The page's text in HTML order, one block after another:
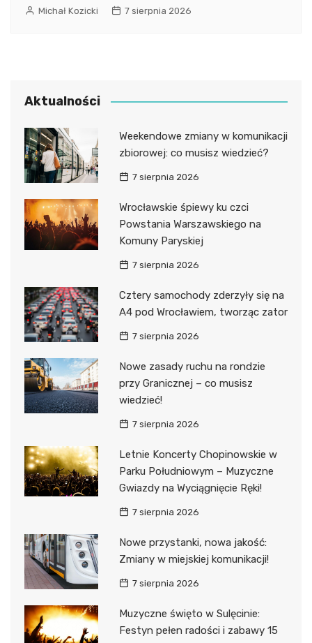
Michał Kozicki 7 sierpnia 2026
Aktualności
Weekendowe zmiany w komunikacji
zbiorowej: co musisz wiedzieć?
7 sierpnia 2026
Wrocławskie śpiewy ku czci
Powstania Warszawskiego na
Komuny Paryskiej
7 sierpnia 2026
Cztery samochody zderzyły się na
A4 pod Wrocławiem, tworząc zator
7 sierpnia 2026
Nowe zasady ruchu na rondzie
przy Granicznej – co musisz
wiedzieć!
7 sierpnia 2026
Letnie Koncerty Chopinowskie w
Parku Południowym – Muzyczne
Gwiazdy na Wyciągnięcie Ręki!
7 sierpnia 2026
Nowe przystanki, nowa jakość:
Zmiany w miejskiej komunikacji!
7 sierpnia 2026
Muzyczne święto w Sulęcinie:
Festyn pełen radości i zabawy 15